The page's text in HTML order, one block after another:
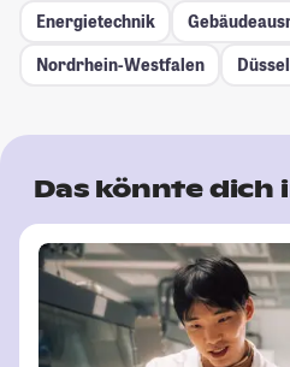
Energietechnik
Nordrhein-Westfalen
Das könnte dich